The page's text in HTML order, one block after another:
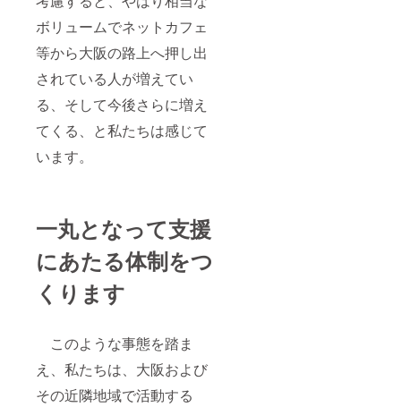
ボリュームでネットカフェ
等から大阪の路上へ押し出
されている人が増えてい
る、そして今後さらに増え
てくる、と私たちは感じて
います。
一丸となって支援
にあたる体制をつ
くります
このような事態を踏ま
え、私たちは、大阪および
その近隣地域で活動する